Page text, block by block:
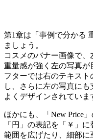
第1章は「事例で分かる
ましょう。
コスメのバナー画像で
重量感が強く左の写真
フターでは右のテキスト
し、さらに左の写真に
よくデザインされていま
ほかにも、「New Price
「円」の表記を「￥」
範囲を広げたり、細部